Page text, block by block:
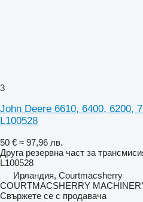
3
John Deere 6610, 6400, 6200,
L100528
50 € ≈ 97,96 лв.
Друга резервна част за
L100528
Ирландия, Courtmacsherry
COURTMACSHERRY
Свържете се с продавача